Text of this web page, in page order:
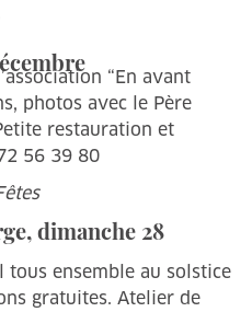
“En avant
photos avec le Père
restauration et
56 39 80
dimanche 28
ensemble au solstice
gratuites. Atelier de